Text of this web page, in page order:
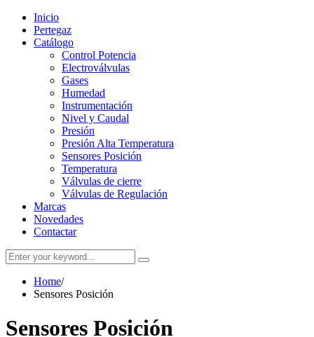
Inicio
Pertegaz
Catálogo
Control Potencia
Electroválvulas
Gases
Humedad
Instrumentación
Nivel y Caudal
Presión
Presión Alta Temperatura
Sensores Posición
Temperatura
Válvulas de cierre
Válvulas de Regulación
Marcas
Novedades
Contactar
Home/
Sensores Posición
Sensores Posición